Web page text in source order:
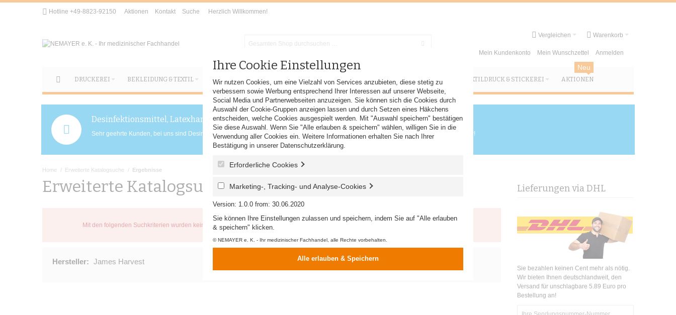
Hotline +49-8823-92150 Aktionen Kontakt Suche Herzlich Willkommen!
Warenkorb
Vergleichen
Mein Kundenkonto Mein Wunschzettel Anmelden
DRUCKEREI BEKLEIDUNG & TEXTIL HYGIENEPAPIER SAUBERKEIT SCHUHE HÜLLEN & UMSCHLÄGE TEXTILDRUCK & STICKEREI AKTIONEN
Neu
Desinfektionsmittel, Latexhandschuhe und Mundschutz sofort lieferbar
Sehr geehrte Kunden, bei uns sind Desinfektionsmittel, Latexhandschuhe und Mundschutz (auch mit Firmen oder Praxislogo) sofort lieferbar!
Home / Erweiterte Katalogsuche / Ergebnisse
Erweiterte Katalogsuche
Mit den folgenden Suchkriterien wurden keine Artikel gefunden.Ändern Sie bitte Ihre Suchanfrage
Hersteller: James Harvest
Lieferungen via DHL
Sie bezahlen keinen Cent mehr als nötig.
Wir bieten Ihnen deutschlandweit, den
Versand für unschlagbare 5.89 Euro pro
Bestellung an!
Ihre Cookie Einstellungen
Wir nutzen Cookies, um eine Vielzahl von Services anzubieten, diese stetig zu
verbessern sowie Werbung entsprechend Ihrer Interessen auf unserer Webseite,
Social Media und Partnerwebseiten anzuzeigen. Sie können sich die Cookies durch
Auswahl der Cookie-Gruppen anzeigen lassen und durch Setzen eines Häkchens
entscheiden, welche Cookies ausgespielt werden. Mit "Auswahl speichern" bestätigen
Sie diese Auswahl. Wenn Sie "Alle erlauben & speichern" wählen, willigen Sie in die
Verwendung aller Cookies ein. Weitere Informationen erhalten Sie nach Ihrer
Bestätigung in unserer Datenschutzerklärung
Erforderliche Cookies
Marketing-, Tracking- und Analyse-Cookies
Version: 1.0.0 from: 30.06.2020
Sie können Ihre Einstellungen zulassen und speichern, indem Sie auf "Alle erlauben
& speichern" klicken.
© NEMAYER e. K. - Ihr medizinischer Fachhandel, alle Rechte vorbehalten.
Alle erlauben & Speichern